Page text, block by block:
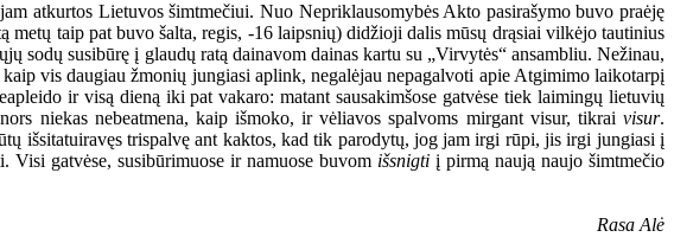
atkurtos Lietuvos šimtmečiui. Nuo Nepriklausomybės Akto pasirašymo buvo praėję
metų taip pat buvo šalta, regis, -16 laipsnių) didžioji dalis mūsų drąsiai vilkėjo tautinius
sodų susibūrę į glaudų ratą dainavom dainas kartu su „Virvytės“ ansambliu. Nežinau,
vis daugiau žmonių jungiasi aplink, negalėjau nepagalvoti apie Atgimimo laikotarpį
ir visą dieną iki pat vakaro: matant sausakimšose gatvėse tiek laimingų lietuvių
niekas nebeatmena, kaip išmoko, ir vėliavos spalvoms mirgant visur, tikrai visur.
išsitatuiravęs trispalvę ant kaktos, kad tik parodytų, jog jam irgi rūpi, jis irgi jungiasi į
gatvėse, susibūrimuose ir namuose buvom išsnigti į pirmą naują naujo šimtmečio
Rasa Alė